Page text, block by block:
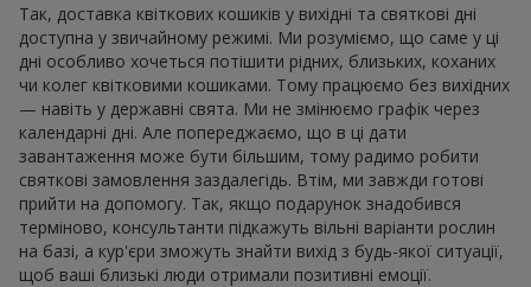
Так, доставка квіткових кошиків у вихідні та святкові дні
доступна у звичайному режимі. Ми розуміємо, що саме у ці
дні особливо хочеться потішити рідних, близьких, коханих
чи колег квітковими кошиками. Тому працюємо без вихідних
— навіть у державні свята. Ми не змінюємо графік через
календарні дні. Але попереджаємо, що в ці дати
завантаження може бути більшим, тому радимо робити
святкові замовлення заздалегідь. Втім, ми завжди готові
прийти на допомогу. Так, якщо подарунок знадобився
терміново, консультанти підкажуть вільні варіанти рослин
на базі, а кур'єри зможуть знайти вихід з будь-якої ситуації,
щоб ваші близькі люди отримали позитивні емоції.